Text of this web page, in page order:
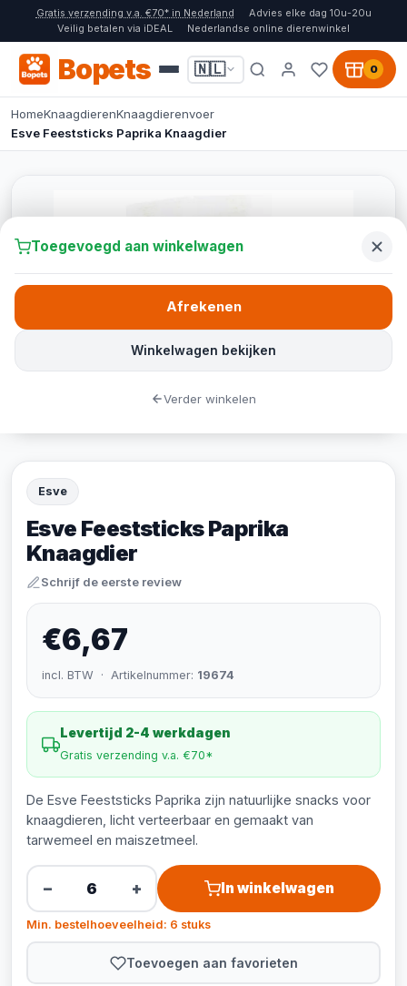
Gratis verzending v.a. €70* in Nederland
Advies elke dag 10u-20u
Veilig betalen via iDEAL
Nederlandse online dierenwinkel
Bopets 🇳🇱 0
HomeKnaagdierenKnaagdierenvoer
Esve Feeststicks Paprika Knaagdier
Esve
Esve Feeststicks Paprika
Knaagdier
Schrijf de eerste review
€6,67
incl. BTW · Artikelnummer: 19674
Levertijd 2-4 werkdagen
Gratis verzending v.a. €70*
De Esve Feeststicks Paprika zijn natuurlijke snacks voor
knaagdieren, licht verteerbaar en gemaakt van
tarwemeel en maiszetmeel.
− + In winkelwagen
Min. bestelhoeveelheid: 6 stuks
Toevoegen aan favorieten
Toegevoegd aan winkelwagen
Winkelwagen bekijken
Afrekenen
Verder winkelen